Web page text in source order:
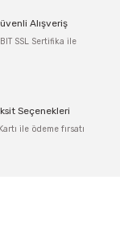
Alışveriş
SSL Sertifika ile
Seçenekleri
ile ödeme fırsatı